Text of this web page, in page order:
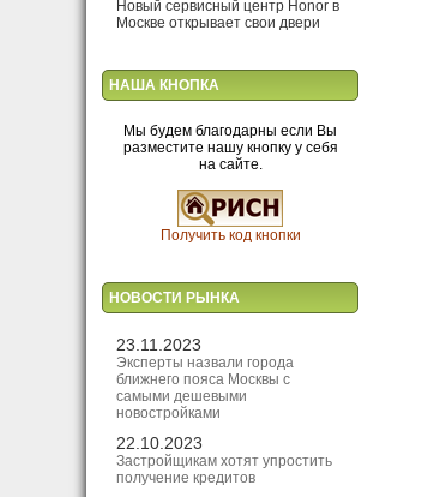
Новый сервисный центр Honor в
Москве открывает свои двери
НАША КНОПКА
Мы будем благодарны если Вы
разместите нашу кнопку у себя
на сайте.
Получить код кнопки
НОВОСТИ РЫНКА
23.11.2023
Эксперты назвали города
ближнего пояса Москвы с
самыми дешевыми
новостройками
22.10.2023
Застройщикам хотят упростить
получение кредитов